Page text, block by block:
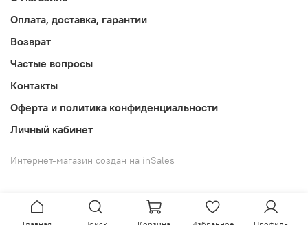
Оплата, доставка, гарантии
Возврат
Частые вопросы
Контакты
Оферта и политика конфиденциальности
Личный кабинет
Интернет-магазин создан на inSales